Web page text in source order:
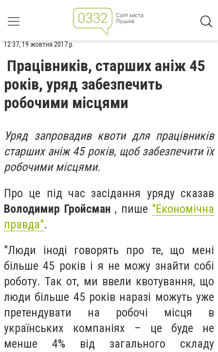
12:37, 19 жовтня 2017 р.
Працівників, старших аніж 45
років, уряд забезпечить
робочими місцями
Уряд запровадив квоти для працівників
старших аніж 45 років, щоб забезпечити їх
робочими місцями.
Про це під час засідання уряду сказав
Володимир Гройсман , пише "Економічна
правда".
"Люди іноді говорять про те, що мені
більше 45 років і я не можу знайти собі
роботу. Так от, ми ввели квотування, що
люди більше 45 років наразі можуть уже
претендувати на робочі місця в
українських компаніях – це буде не
менше 4% від загального складу